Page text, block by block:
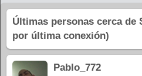
Últimas personas cerca de
por última conexión)
Pablo_772